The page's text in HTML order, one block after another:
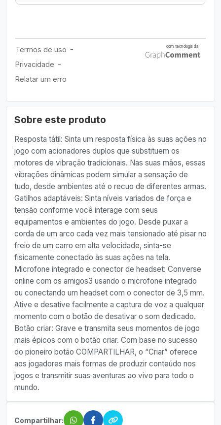
Sobre este produto
Resposta tátil: Sinta um resposta física às suas ações no
jogo com acionadores duplos que substituem os
motores de vibração tradicionais. Nas suas mãos, essas
vibrações dinâmicas podem simular a sensação de
tudo, desde ambientes até o recuo de diferentes armas.
Gatilhos adaptáveis: Sinta níveis variados de força e
tensão conforme você interage com seus
equipamentos e ambientes do jogo. Desde puxar a
corda de um arco cada vez mais tensionado até pisar no
freio de um carro em alta velocidade, sinta-se
fisicamente conectado às suas ações na tela.
Microfone integrado e conector de headset: Converse
online com os amigos3 usando o microfone integrado
ou conectando um headset com o conector de 3,5 mm.
Ative e desative facilmente a captura de voz a qualquer
momento com o botão de desativar o som dedicado.
Botão criar: Grave e transmita seus momentos de jogo
mais épicos com o botão criar. Com base no sucesso
do pioneiro botão COMPARTILHAR, o “Criar” oferece
aos jogadores mais formas de produzir conteúdo nos
jogos e transmitir suas aventuras ao vivo para todo o
mundo.
Compartilhar: